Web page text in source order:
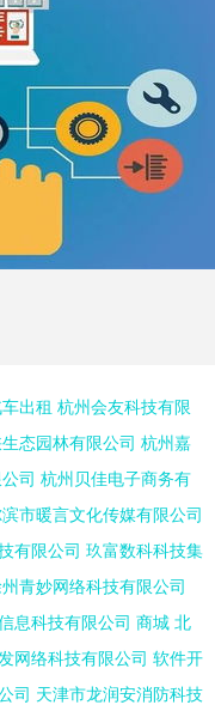
出租 杭州会友科技有限
态园林有限公司 杭州嘉
司 杭州贝佳电子商务有
市暖言文化传媒有限公司
有限公司 玖富数科科技集
青妙网络科技有限公司
息科技有限公司 商城 北
网络科技有限公司 软件开
司 天津市龙润安消防科技